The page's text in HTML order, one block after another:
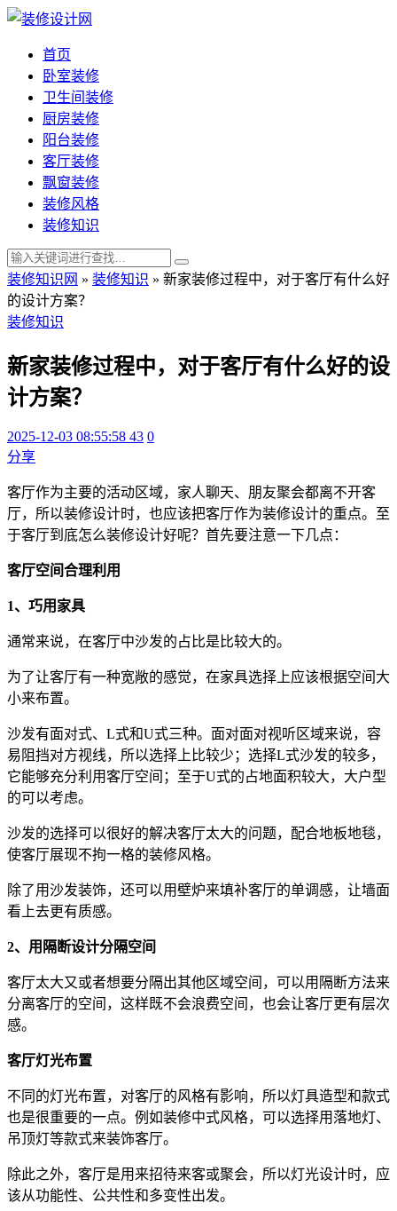
首页
卧室装修
卫生间装修
厨房装修
阳台装修
客厅装修
飘窗装修
装修风格
装修知识
装修知识网 » 装修知识 » 新家装修过程中，对于客厅有什么好
的设计方案？
装修知识
新家装修过程中，对于客厅有什么好的设
计方案？
2025-12-03 08:55:58 43 0
分享
客厅作为主要的活动区域，家人聊天、朋友聚会都离不开客
厅，所以装修设计时，也应该把客厅作为装修设计的重点。至
于客厅到底怎么装修设计好呢？首先要注意一下几点：
客厅空间合理利用
1、巧用家具
通常来说，在客厅中沙发的占比是比较大的。
为了让客厅有一种宽敞的感觉，在家具选择上应该根据空间大
小来布置。
沙发有面对式、L式和U式三种。面对面对视听区域来说，容
易阻挡对方视线，所以选择上比较少；选择L式沙发的较多，
它能够充分利用客厅空间；至于U式的占地面积较大，大户型
的可以考虑。
沙发的选择可以很好的解决客厅太大的问题，配合地板地毯，
使客厅展现不拘一格的装修风格。
除了用沙发装饰，还可以用壁炉来填补客厅的单调感，让墙面
看上去更有质感。
2、用隔断设计分隔空间
客厅太大又或者想要分隔出其他区域空间，可以用隔断方法来
分离客厅的空间，这样既不会浪费空间，也会让客厅更有层次
感。
客厅灯光布置
不同的灯光布置，对客厅的风格有影响，所以灯具造型和款式
也是很重要的一点。例如装修中式风格，可以选择用落地灯、
吊顶灯等款式来装饰客厅。
除此之外，客厅是用来招待来客或聚会，所以灯光设计时，应
该从功能性、公共性和多变性出发。